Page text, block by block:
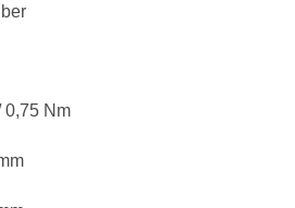
0,75 Nm